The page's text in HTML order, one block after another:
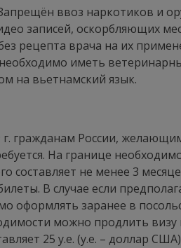
ввоз наркотиков и
записей, оскорбляющих
рецепта врача на их
иметь
на вьетнамский язык.
г. гражданам России,
На границе
составляет не менее 3
В случае если
оформлять заранее в
можно продлить визу
25 у.е. (у.е. – доллар